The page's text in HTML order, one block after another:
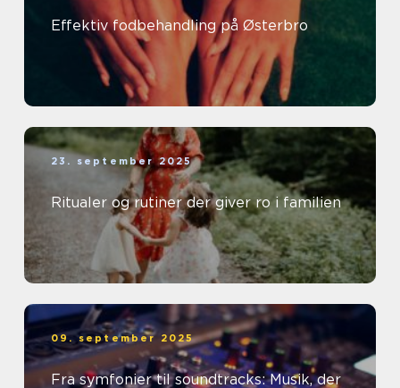
Effektiv fodbehandling på Østerbro
23. september 2025
Ritualer og rutiner der giver ro i familien
09. september 2025
Fra symfonier til soundtracks: Musik, der